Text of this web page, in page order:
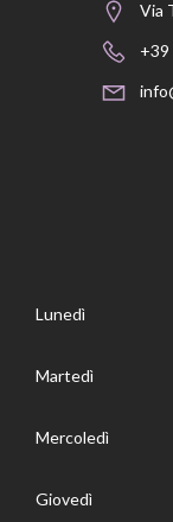
Via
+39
Lunedì
Martedì
Mercoledì
Giovedì